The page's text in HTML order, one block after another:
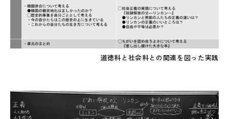
道徳科と社会科との関連を図った実践